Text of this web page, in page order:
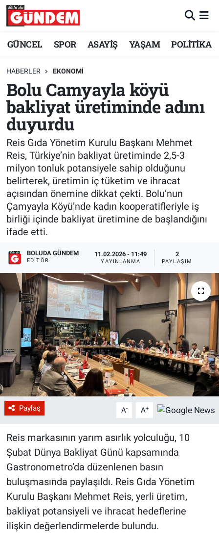
GÜNCEL SPOR ASAYİŞ YAŞAM POLİTİKA
HABERLER EKONOMİ
Bolu Camyayla köyü
bakliyat üretiminde adını
duyurdu
Reis Gıda Yönetim Kurulu Başkanı Mehmet
Reis, Türkiye’nin bakliyat üretiminde 2,5-3
milyon tonluk potansiyele sahip olduğunu
belirterek, üretimin iç tüketim ve ihracat
açısından önemine dikkat çekti. Bolu’nun
Çamyayla Köyü’nde kadın kooperatifleriyle iş
birliği içinde bakliyat üretimine de başlandığını
ifade etti.
BOLUDA GÜNDEM
EDITÖR
11.02.2026 - 11:49
YAYINLANMA
2
PAYLAŞIM
Paylaş A- A+
Reis markasının yarım asırlık yolculuğu, 10
Şubat Dünya Bakliyat Günü kapsamında
Gastronometro’da düzenlenen basın
buluşmasında paylaşıldı. Reis Gıda Yönetim
Kurulu Başkanı Mehmet Reis, yerli üretim,
bakliyat potansiyeli ve ihracat hedeflerine
ilişkin değerlendirmelerde bulundu.
Merkez Nöbetçi Eczaneler
Merkez Trafik Yoğunluk Haritası
Süper Lig Puan Durumu ve Fikstür
Tüm Manşetler
Son Dakika Haberleri
Haber Arşivi